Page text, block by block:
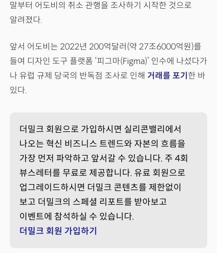
말부터 어도비의 취소 관행을 조사하기 시작한 것으로
알려졌다.
앞서 어도비는 2022년 200억달러(약 27조6000억원)를
들여 디자인 도구 플랫폼 ‘피그마(Figma)’ 인수에 나섰다가
나 유럽 규제 당국의 반독점 조사로 인해 거래를 포기 한 바
있다.
더밀크 회원으로 가입하시면 실리콘밸리에서
나오는 혁신 비즈니스 트렌드와 자본의 흐름을
가장 먼저 파악하고 앞서갈 수 있습니다. 주 4회
뷰스레터를 무료로 제공합니다. 유료 회원으로
업그레이드하시면 더밀크 콘텐츠를 제한없이
보고 더밀크의 스페셜 리포트를 받아보고
이벤트에 참석하실 수 있습니다.
더밀크 회원 가입하기